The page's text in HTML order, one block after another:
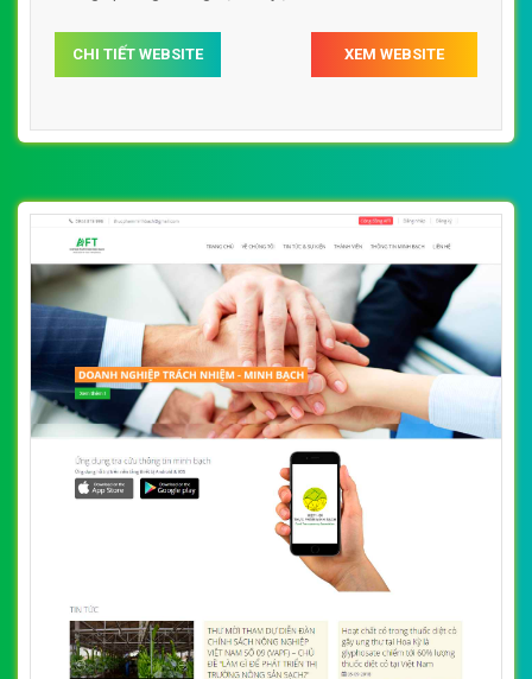
CHI TIẾT WEBSITE XEM WEBSITE